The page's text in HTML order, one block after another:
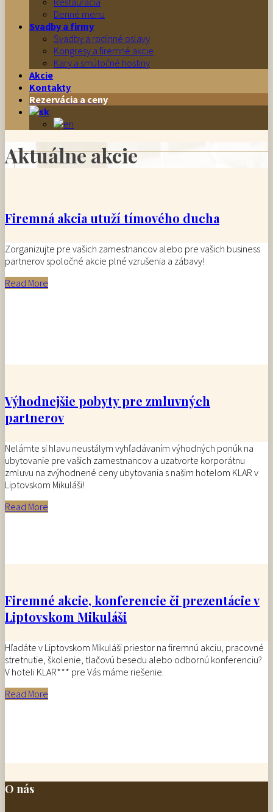
Denné menu
Svadby a firmy
Svadby a rodinné oslavy
Kongresy a firemné akcie
Kary a smútočné hostiny
Akcie
Kontakty
Rezervácia a ceny
Aktuálne akcie
Firemná akcia utuží tímového ducha
Zorganizujte pre vašich zamestnancov alebo pre vašich business
partnerov spoločné akcie plné vzrušenia a zábavy!
Read More
Výhodnejšie pobyty pre zmluvných
partnerov
Nelámte si hlavu neustálym vyhľadávaním výhodných ponúk na
ubytovanie pre vašich zamestnancov a uzatvorte korporátnu
zmluvu na zvýhodnené ceny ubytovania s našim hotelom KLAR v
Liptovskom Mikuláši!
Read More
Firemné akcie, konferencie či prezentácie v
Liptovskom Mikuláši
Hľadáte v Liptovskom Mikuláši priestor na firemnú akciu, pracovné
stretnutie, školenie, tlačovú besedu alebo odbornú konferenciu?
V hoteli KLAR*** pre Vás máme riešenie.
Read More
O nás